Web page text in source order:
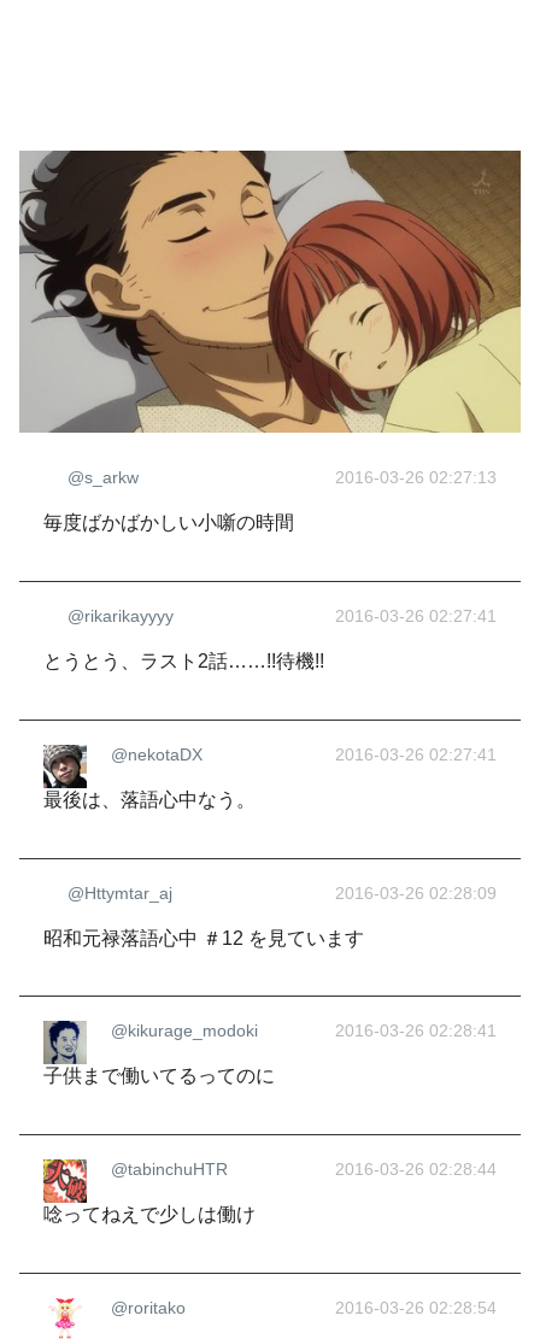
@s_arkw 2016-03-26 02:27:13
毎度ばかばかしい小噺の時間
@rikarikayyyy 2016-03-26 02:27:41
とうとう、ラスト2話……!!待機!!
@nekotaDX 2016-03-26 02:27:41
最後は、落語心中なう。
@Httymtar_aj 2016-03-26 02:28:09
昭和元禄落語心中 ＃12 を見ています
@kikurage_modoki 2016-03-26 02:28:41
子供まで働いてるってのに
@tabinchuHTR 2016-03-26 02:28:44
唸ってねえで少しは働け
@roritako 2016-03-26 02:28:54